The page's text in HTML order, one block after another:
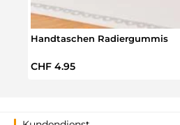
Handtaschen Radiergummis
Regulärer Preis:
CHF 4.95